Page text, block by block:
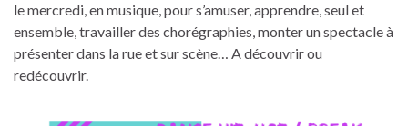
le mercredi, en musique, pour s’amuser, apprendre, seul et
ensemble, travailler des chorégraphies, monter un spectacle à
présenter dans la rue et sur scène… A découvrir ou
redécouvrir.